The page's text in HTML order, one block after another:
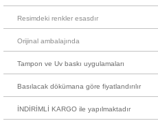
Resimdeki renkler esasdır
Orijinal ambalajında
Tampon ve Uv baskı uygulamaları
Basılacak dökümana göre fiyatlandırılır
İNDİRİMLİ KARGO ile yapılmaktadır